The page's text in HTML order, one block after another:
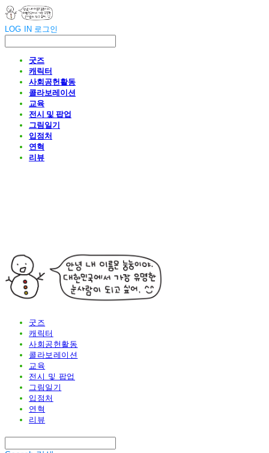
LOG IN 로그인
굿즈
캐릭터
사회공헌활동
콜라보레이션
교육
전시 및 팝업
그림일기
입점처
연혁
리뷰
굿즈
캐릭터
사회공헌활동
콜라보레이션
교육
전시 및 팝업
그림일기
입점처
연혁
리뷰